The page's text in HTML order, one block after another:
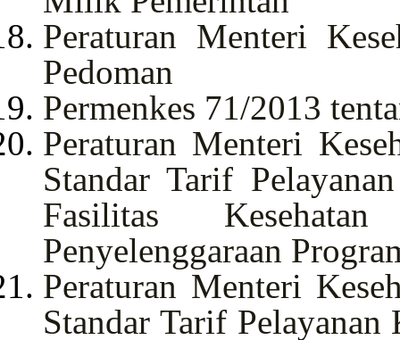
Peraturan Menteri
Pedoman
Permenkes 71/2013
Peraturan Menteri
Standar Tarif
Fasilitas
Penyelenggaraan
Peraturan Menteri
Standar Tarif Pelayanan